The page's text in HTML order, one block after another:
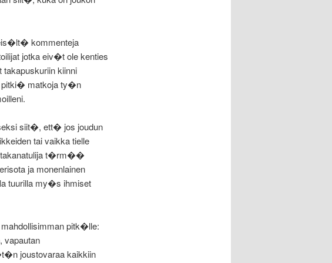
kommenteja
jotka eiv�t ole kenties
kiinni
pitki� matkoja ty�n
siit�, ett� jos joudun
tai vaikka tielle
t�rm��
ja monenlainen
my�s ihmiset
pitk�lle:
joustovaraa kaikkiin